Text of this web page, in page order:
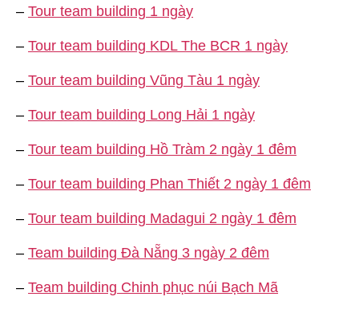
– Tour team building 1 ngày
– Tour team building KDL The BCR 1 ngày
– Tour team building Vũng Tàu 1 ngày
– Tour team building Long Hải 1 ngày
– Tour team building Hồ Tràm 2 ngày 1 đêm
– Tour team building Phan Thiết 2 ngày 1 đêm
– Tour team building Madagui 2 ngày 1 đêm
– Team building Đà Nẵng 3 ngày 2 đêm
– Team building Chinh phục núi Bạch Mã